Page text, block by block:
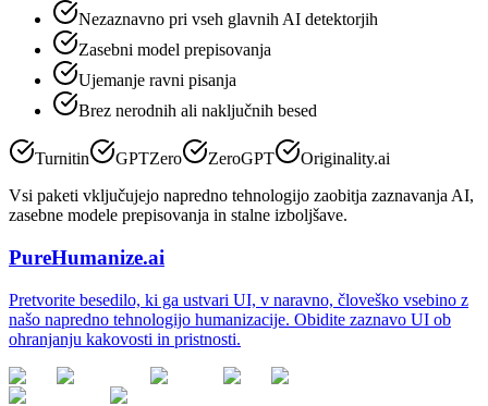
Nezaznavno pri vseh glavnih AI detektorjih
Zasebni model prepisovanja
Ujemanje ravni pisanja
Brez nerodnih ali naključnih besed
Turnitin GPTZero ZeroGPT
Originality.ai
Vsi paketi vključujejo napredno tehnologijo zaobitja zaznavanja AI,
zasebne modele prepisovanja in stalne izboljšave.
PureHumanize.ai
Pretvorite besedilo, ki ga ustvari UI, v naravno, človeško vsebino z
našo napredno tehnologijo humanizacije. Obidite zaznavo UI ob
ohranjanju kakovosti in pristnosti.